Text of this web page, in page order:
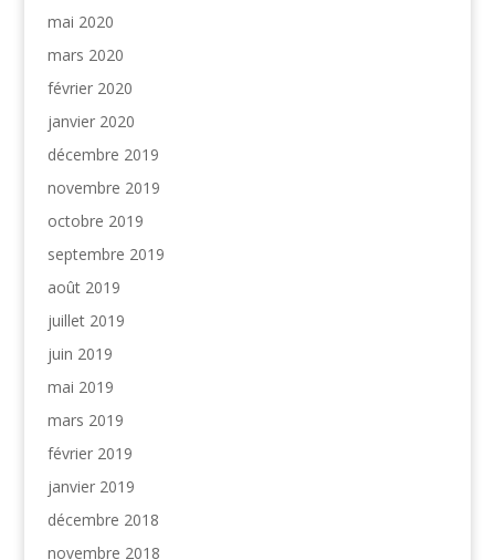
mai 2020
mars 2020
février 2020
janvier 2020
décembre 2019
novembre 2019
octobre 2019
septembre 2019
août 2019
juillet 2019
juin 2019
mai 2019
mars 2019
février 2019
janvier 2019
décembre 2018
novembre 2018